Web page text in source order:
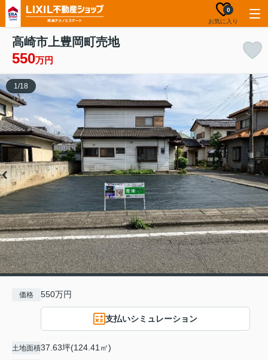
お気に入り
0
高崎市上豊岡町売地
550万円
1/18
価格 550万円
支払いシミュレーション
土地面積37.63坪(124.41㎡)